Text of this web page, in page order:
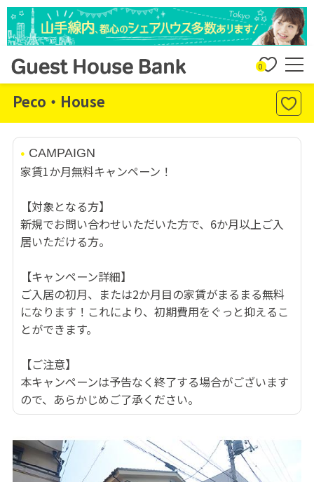
0
Peco・House
CAMPAIGN
家賃1か月無料キャンペーン！
【対象となる方】
新規でお問い合わせいただいた方で、6か月以上ご入
居いただける方。
【キャンペーン詳細】
ご入居の初月、または2か月目の家賃がまるまる無料
になります！これにより、初期費用をぐっと抑えるこ
とができます。
【ご注意】
本キャンペーンは予告なく終了する場合がございます
ので、あらかじめご了承ください。